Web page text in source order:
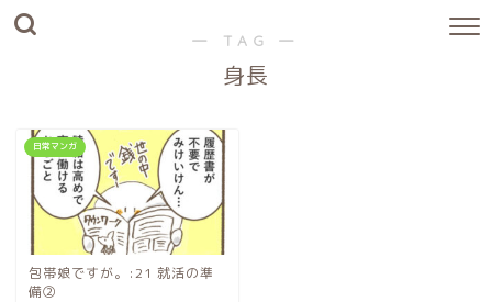
― TAG ―
身長
日常マンガ
包帯娘ですが。:21 就活の準
備②